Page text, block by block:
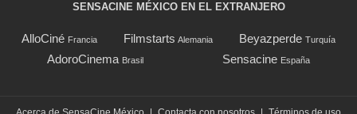
SENSACINE MÉXICO EN EL EXTRANJERO
AlloCiné Francia Filmstarts Alemania Beyazperde Turquía
AdoroCinema Brasil Sensacine España